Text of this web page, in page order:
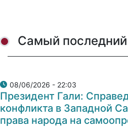
Самый последний
08/06/2026 - 22:03
Президент Гали:
конфликта в Западной
права народа на